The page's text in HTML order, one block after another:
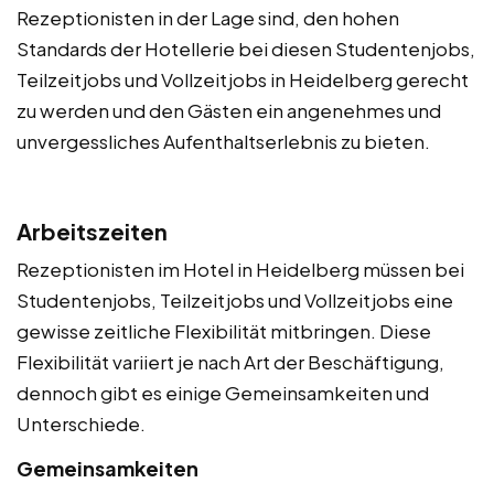
Rezeptionisten in der Lage sind, den hohen
Standards der Hotellerie bei diesen Studentenjobs,
Teilzeitjobs und Vollzeitjobs in Heidelberg gerecht
zu werden und den Gästen ein angenehmes und
unvergessliches Aufenthaltserlebnis zu bieten.
Arbeitszeiten
Rezeptionisten im Hotel in Heidelberg müssen bei
Studentenjobs, Teilzeitjobs und Vollzeitjobs eine
gewisse zeitliche Flexibilität mitbringen. Diese
Flexibilität variiert je nach Art der Beschäftigung,
dennoch gibt es einige Gemeinsamkeiten und
Unterschiede.
Gemeinsamkeiten